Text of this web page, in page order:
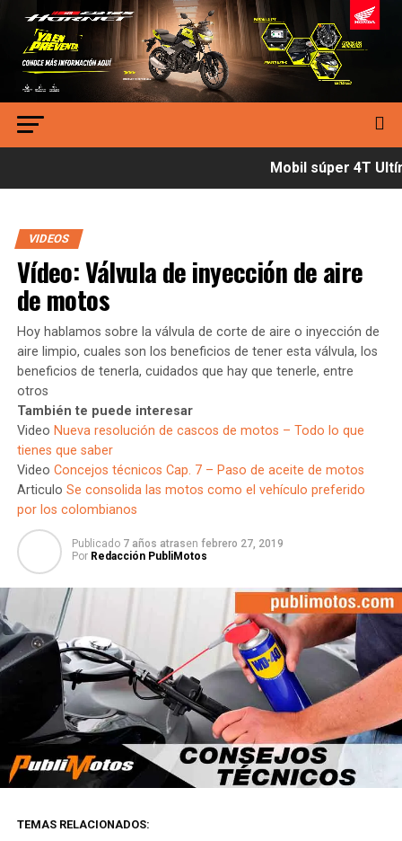
Mobil súper 4T
VIDEOS
Vídeo: Válvula de inyección de aire
de motos
Hoy hablamos sobre la válvula de corte de aire o inyección de
aire limpio, cuales son los beneficios de tener esta válvula, los
beneficios de tenerla, cuidados que hay que tenerle, entre
otros
También te puede interesar
Video Nueva resolución de cascos de motos – Todo lo que
tienes que saber
Video Concejos técnicos Cap. 7 – Paso de aceite de motos
Articulo Se consolida las motos como el vehículo preferido
por los colombianos
Publicado 7 años atrasen febrero 27, 2019
Por Redacción PubliMotos
TEMAS RELACIONADOS: